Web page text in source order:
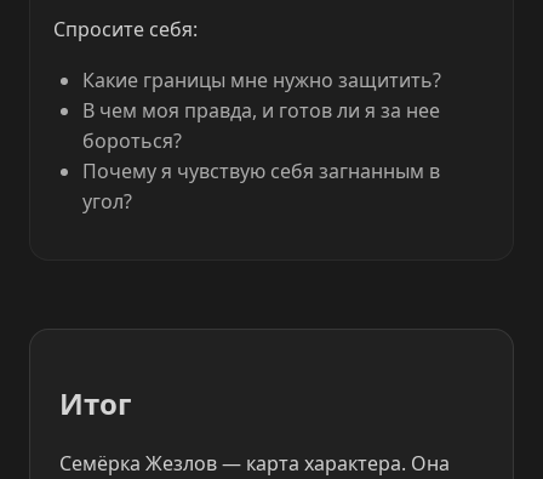
Спросите себя:
Какие границы мне нужно защитить?
В чем моя правда, и готов ли я за нее
бороться?
Почему я чувствую себя загнанным в
угол?
Итог
Семёрка Жезлов — карта характера. Она